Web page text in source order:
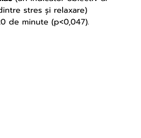
stres și relaxare)
de minute (p<0,047).